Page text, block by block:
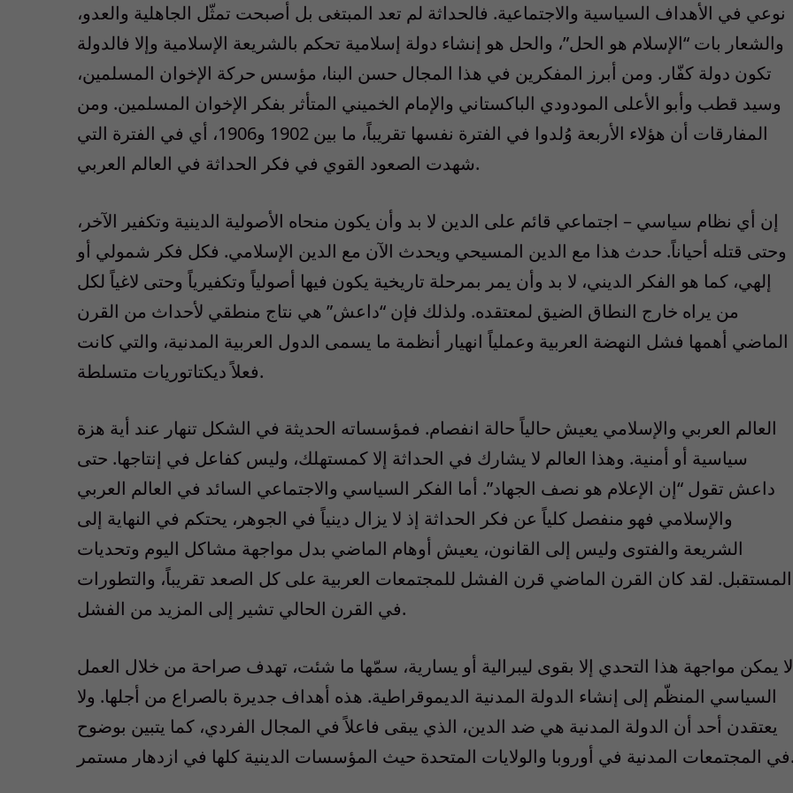
نوعي في الأهداف السياسية والاجتماعية. فالحداثة لم تعد المبتغى بل أصبحت تمثّل الجاهلية والعدو،
والشعار بات “الإسلام هو الحل”، والحل هو إنشاء دولة إسلامية تحكم بالشريعة الإسلامية وإلا فالدولة
تكون دولة كفّار. ومن أبرز المفكرين في هذا المجال حسن البنا، مؤسس حركة الإخوان المسلمين،
وسيد قطب وأبو الأعلى المودودي الباكستاني والإمام الخميني المتأثر بفكر الإخوان المسلمين. ومن
المفارقات أن هؤلاء الأربعة وُلدوا في الفترة نفسها تقريباً، ما بين 1902 و1906، أي في الفترة التي
شهدت الصعود القوي في فكر الحداثة في العالم العربي.
إن أي نظام سياسي – اجتماعي قائم على الدين لا بد وأن يكون منحاه الأصولية الدينية وتكفير الآخر،
وحتى قتله أحياناً. حدث هذا مع الدين المسيحي ويحدث الآن مع الدين الإسلامي. فكل فكر شمولي أو
إلهي، كما هو الفكر الديني، لا بد وأن يمر بمرحلة تاريخية يكون فيها أصولياً وتكفيرياً وحتى لاغياً لكل
من يراه خارج النطاق الضيق لمعتقده. ولذلك فإن “داعش” هي نتاج منطقي لأحداث من القرن
الماضي أهمها فشل النهضة العربية وعملياً انهيار أنظمة ما يسمى الدول العربية المدنية، والتي كانت
فعلاً ديكتاتوريات متسلطة.
العالم العربي والإسلامي يعيش حالياً حالة انفصام. فمؤسساته الحديثة في الشكل تنهار عند أية هزة
سياسية أو أمنية. وهذا العالم لا يشارك في الحداثة إلا كمستهلك، وليس كفاعل في إنتاجها. حتى
داعش تقول “إن الإعلام هو نصف الجهاد”. أما الفكر السياسي والاجتماعي السائد في العالم العربي
والإسلامي فهو منفصل كلياً عن فكر الحداثة إذ لا يزال دينياً في الجوهر، يحتكم في النهاية إلى
الشريعة والفتوى وليس إلى القانون، يعيش أوهام الماضي بدل مواجهة مشاكل اليوم وتحديات
المستقبل. لقد كان القرن الماضي قرن الفشل للمجتمعات العربية على كل الصعد تقريباً، والتطورات
في القرن الحالي تشير إلى المزيد من الفشل.
لا يمكن مواجهة هذا التحدي إلا بقوى ليبرالية أو يسارية، سمّها ما شئت، تهدف صراحة من خلال العمل
السياسي المنظّم إلى إنشاء الدولة المدنية الديموقراطية. هذه أهداف جديرة بالصراع من أجلها. ولا
يعتقدن أحد أن الدولة المدنية هي ضد الدين، الذي يبقى فاعلاً في المجال الفردي، كما يتبين بوضوح
الدينية كلها في ازدهار مستمر.